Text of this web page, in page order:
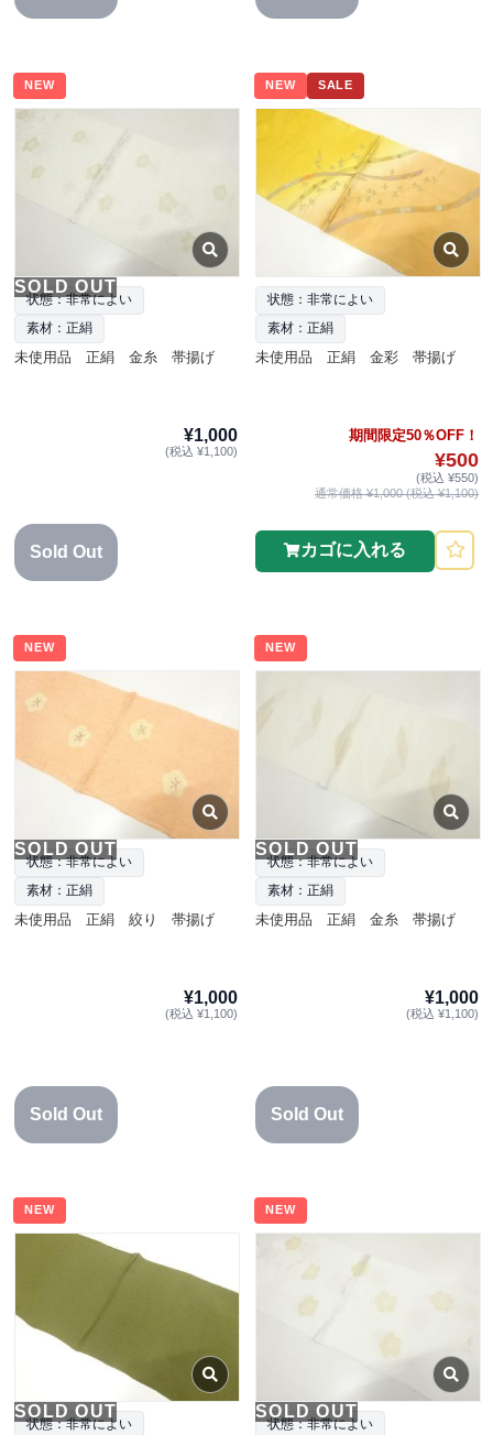
NEW
SOLD OUT
状態：非常によい
素材：正絹
未使用品 正絹 金糸 帯揚げ
¥1,000
(税込 ¥1,100)
Sold Out
NEW SALE
状態：非常によい
素材：正絹
未使用品 正絹 金彩 帯揚げ
期間限定50％OFF！
¥500
(税込 ¥550)
通常価格 ¥1,000 (税込 ¥1,100)
カゴに入れる
NEW
SOLD OUT
状態：非常によい
素材：正絹
未使用品 正絹 絞り 帯揚げ
¥1,000
(税込 ¥1,100)
Sold Out
NEW
SOLD OUT
状態：非常によい
素材：正絹
未使用品 正絹 金糸 帯揚げ
¥1,000
(税込 ¥1,100)
Sold Out
NEW
SOLD OUT
状態：非常によい
NEW
SOLD OUT
状態：非常によい